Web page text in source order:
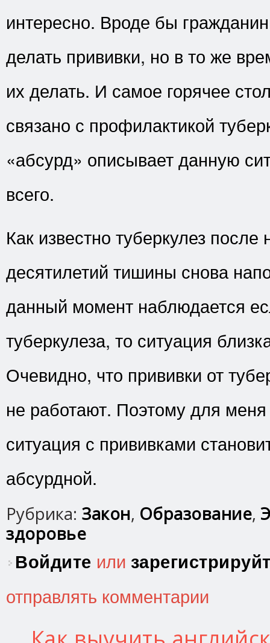
интересно. Вроде бы
делать прививки, но в то же
их делать. И самое горячее
связано с профилактикой
«абсурд» описывает данную
всего.
Как известно туберкулез после
десятилетий тишины снова
данный момент наблюдается
туберкулеза, то ситуация
Очевидно, что прививки от
не работают. Поэтому для меня
ситуация с прививками
абсурдной.
Рубрика: Закон, Образование,
здоровье
Войдите или
отправлять комментарии